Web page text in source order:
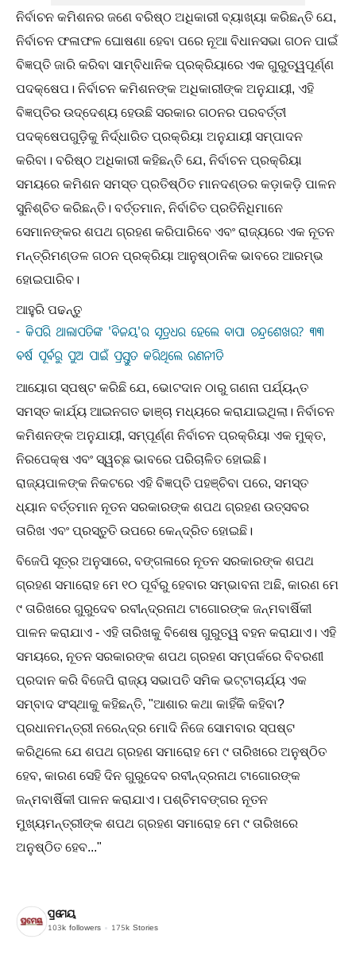
ନିର୍ବାଚନ କମିଶନର ଜଣେ ବରିଷ୍ଠ ଅଧିକାରୀ ବ୍ୟାଖ୍ୟା କରିଛନ୍ତି ଯେ,
ନିର୍ବାଚନ ଫଳାଫଳ ଘୋଷଣା ହେବା ପରେ ନୂଆ ବିଧାନସଭା ଗଠନ ପାଇଁ
ବିଜ୍ଞପ୍ତି ଜାରି କରିବା ସାମ୍ବିଧାନିକ ପ୍ରକ୍ରିୟାରେ ଏକ ଗୁରୁତ୍ୱପୂର୍ଣ୍ଣ
ପଦକ୍ଷେପ। ନିର୍ବାଚନ କମିଶନଙ୍କ ଅଧିକାରୀଙ୍କ ଅନୁଯାୟୀ, ଏହି
ବିଜ୍ଞପ୍ତିର ଉଦ୍ଦେଶ୍ୟ ହେଉଛି ସରକାର ଗଠନର ପରବର୍ତ୍ତୀ
ପଦକ୍ଷେପଗୁଡ଼ିକୁ ନିର୍ଦ୍ଧାରିତ ପ୍ରକ୍ରିୟା ଅନୁଯାୟୀ ସମ୍ପାଦନ
କରିବା। ବରିଷ୍ଠ ଅଧିକାରୀ କହିଛନ୍ତି ଯେ, ନିର୍ବାଚନ ପ୍ରକ୍ରିୟା
ସମୟରେ କମିଶନ ସମସ୍ତ ପ୍ରତିଷ୍ଠିତ ମାନଦଣ୍ଡର କଡ଼ାକଡ଼ି ପାଳନ
ସୁନିଶ୍ଚିତ କରିଛନ୍ତି। ବର୍ତ୍ତମାନ, ନିର୍ବାଚିତ ପ୍ରତିନିଧିମାନେ
ସେମାନଙ୍କର ଶପଥ ଗ୍ରହଣ କରିପାରିବେ ଏବଂ ରାଜ୍ୟରେ ଏକ ନୂତନ
ମନ୍ତ୍ରିମଣ୍ଡଳ ଗଠନ ପ୍ରକ୍ରିୟା ଆନୁଷ୍ଠାନିକ ଭାବରେ ଆରମ୍ଭ
ହୋଇପାରିବ।
ଆହୁରି ପଢନ୍ତୁ
- କିପରି ଥାଲାପତିଙ୍କ 'ବିଜୟ'ର ସୂତ୍ରଧର ହେଲେ ବାପା ଚନ୍ଦ୍ରଶେଖର? ୩୩
ବର୍ଷ ପୂର୍ବରୁ ପୁଅ ପାଇଁ ପ୍ରସ୍ତୁତ କରିଥିଲେ ରଣନୀତି
ଆୟୋଗ ସ୍ପଷ୍ଟ କରିଛି ଯେ, ଭୋଟଦାନ ଠାରୁ ଗଣନା ପର୍ଯ୍ୟନ୍ତ
ସମସ୍ତ କାର୍ଯ୍ୟ ଆଇନଗତ ଢାଞ୍ଚା ମଧ୍ୟରେ କରାଯାଇଥିଲା। ନିର୍ବାଚନ
କମିଶନଙ୍କ ଅନୁଯାୟୀ, ସମ୍ପୂର୍ଣ୍ଣ ନିର୍ବାଚନ ପ୍ରକ୍ରିୟା ଏକ ମୁକ୍ତ,
ନିରପେକ୍ଷ ଏବଂ ସ୍ୱଚ୍ଛ ଭାବରେ ପରିଚାଳିତ ହୋଇଛି।
ରାଜ୍ୟପାଳଙ୍କ ନିକଟରେ ଏହି ବିଜ୍ଞପ୍ତି ପହଞ୍ଚିବା ପରେ, ସମସ୍ତ
ଧ୍ୟାନ ବର୍ତ୍ତମାନ ନୂତନ ସରକାରଙ୍କ ଶପଥ ଗ୍ରହଣ ଉତ୍ସବର
ତାରିଖ ଏବଂ ପ୍ରସ୍ତୁତି ଉପରେ କେନ୍ଦ୍ରିତ ହୋଇଛି।
ବିଜେପି ସୂତ୍ର ଅନୁସାରେ, ବଙ୍ଗଳାରେ ନୂତନ ସରକାରଙ୍କ ଶପଥ
ଗ୍ରହଣ ସମାରୋହ ମେ ୧୦ ପୂର୍ବରୁ ହେବାର ସମ୍ଭାବନା ଅଛି, କାରଣ ମେ
୯ ତାରିଖରେ ଗୁରୁଦେବ ରବୀନ୍ଦ୍ରନାଥ ଟାଗୋରଙ୍କ ଜନ୍ମବାର୍ଷିକୀ
ପାଳନ କରାଯାଏ - ଏହି ତାରିଖକୁ ବିଶେଷ ଗୁରୁତ୍ୱ ବହନ କରାଯାଏ। ଏହି
ସମୟରେ, ନୂତନ ସରକାରଙ୍କ ଶପଥ ଗ୍ରହଣ ସମ୍ପର୍କରେ ବିବରଣୀ
ପ୍ରଦାନ କରି ବିଜେପି ରାଜ୍ୟ ସଭାପତି ସମିକ ଭଟ୍ଟାଚାର୍ଯ୍ୟ ଏକ
ସମ୍ବାଦ ସଂସ୍ଥାକୁ କହିଛନ୍ତି, "ଆଶାର ​​କଥା କାହିଁକି କହିବା?
ପ୍ରଧାନମନ୍ତ୍ରୀ ନରେନ୍ଦ୍ର ମୋଦି ନିଜେ ସୋମବାର ସ୍ପଷ୍ଟ
କରିଥିଲେ ଯେ ଶପଥ ଗ୍ରହଣ ସମାରୋହ ମେ ୯ ତାରିଖରେ ଅନୁଷ୍ଠିତ
ହେବ, କାରଣ ସେହି ଦିନ ଗୁରୁଦେବ ରବୀନ୍ଦ୍ରନାଥ ଟାଗୋରଙ୍କ
ଜନ୍ମବାର୍ଷିକୀ ପାଳନ କରାଯାଏ। ପଶ୍ଚିମବଙ୍ଗର ନୂତନ
ମୁଖ୍ୟମନ୍ତ୍ରୀଙ୍କ ଶପଥ ଗ୍ରହଣ ସମାରୋହ ମେ ୯ ତାରିଖରେ
ଅନୁଷ୍ଠିତ ହେବ..."
ପ୍ରମେୟ
103k followers 175k Stories